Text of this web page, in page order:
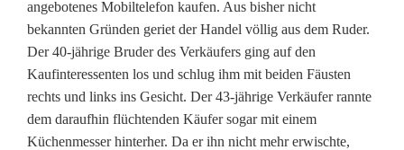
ü
g
e
l
angebotenes Mobiltelefon kaufen. Aus bisher nicht
bekannten Gründen geriet der Handel völlig aus dem Ruder.
Der 40-jährige Bruder des Verkäufers ging auf den
Kaufinteressenten los und schlug ihm mit beiden Fäusten
rechts und links ins Gesicht. Der 43-jährige Verkäufer rannte
dem daraufhin flüchtenden Käufer sogar mit einem
Küchenmesser hinterher. Da er ihn nicht mehr erwischte,